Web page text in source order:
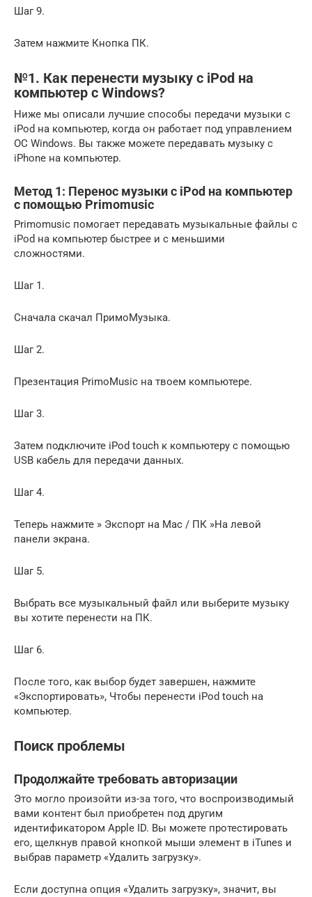
Шаг 9.
Затем нажмите Кнопка ПК.
№1. Как перенести музыку с iPod на
компьютер с Windows?
Ниже мы описали лучшие способы передачи музыки с
iPod на компьютер, когда он работает под управлением
ОС Windows. Вы также можете передавать музыку с
iPhone на компьютер.
Метод 1: Перенос музыки с iPod на компьютер
с помощью Primomusic
Primomusic помогает передавать музыкальные файлы с
iPod на компьютер быстрее и с меньшими
сложностями.
Шаг 1.
Сначала скачал ПримоМузыка.
Шаг 2.
Презентация PrimoMusic на твоем компьютере.
Шаг 3.
Затем подключите iPod touch к компьютеру с помощью
USB кабель для передачи данных.
Шаг 4.
Теперь нажмите » Экспорт на Mac / ПК »На левой
панели экрана.
Шаг 5.
Выбрать все музыкальный файл или выберите музыку
вы хотите перенести на ПК.
Шаг 6.
После того, как выбор будет завершен, нажмите
«Экспортировать», Чтобы перенести iPod touch на
компьютер.
Поиск проблемы
Продолжайте требовать авторизации
Это могло произойти из-за того, что воспроизводимый
вами контент был приобретен под другим
идентификатором Apple ID. Вы можете протестировать
его, щелкнув правой кнопкой мыши элемент в iTunes и
выбрав параметр «Удалить загрузку».
Если доступна опция «Удалить загрузку», значит, вы